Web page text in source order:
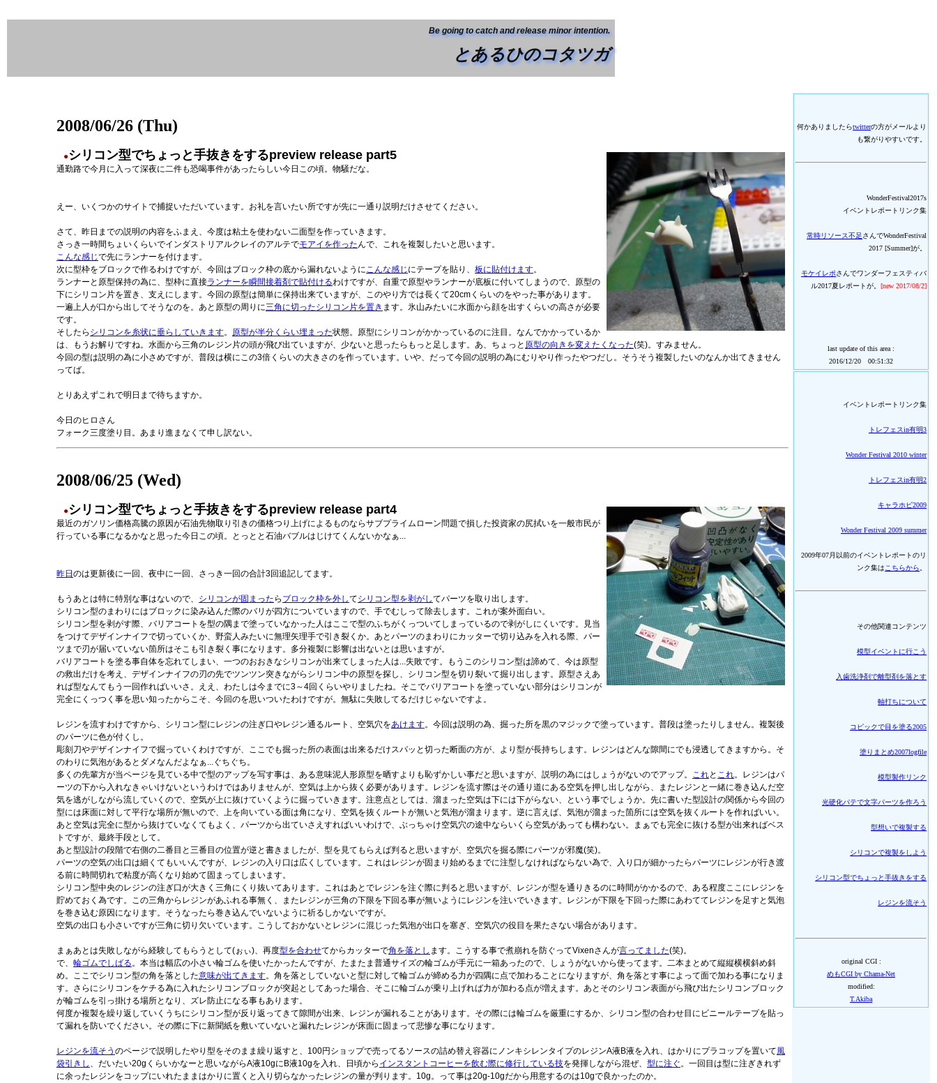
Be going to catch and release minor intention.
とあるひのコタツガ
2008/06/26 (Thu)
●シリコン型でちょっと手抜きをするpreview release part5
通勤路で今月に入って深夜に二件も恐喝事件があったらしい今日この頃。物騒だな。
えー、いくつかのサイトで捕捉いただいています。お礼を言いたい所ですが先に一通り説明だけさせてください。
さて、昨日までの説明の内容をふまえ、今度は粘土を使わない二面型を作っていきます。
さっき一時間ちょいくらいでインダストリアルクレイのアルテでモアイを作ったんで、これを複製したいと思います。
こんな感じで先にランナーを付けます。
次に型枠をブロックで作るわけですが、今回はブロック枠の底から漏れないようにこんな感じ にテープを貼り、 板に貼付けます。
ランナーと原型保持の為に、型枠に直接ランナーを瞬間接着剤で貼付けるわけですが、自重で原型やランナーが底板に付いてしまうので、原型の
下にシリコン片を置き、支えにします。今回の原型は簡単に保持出来ていますが、このやり方では長くて20cmくらいのをやった事があります。
一遍上人が口から出してそうなのを。あと原型の周りに三角に切ったシリコン片を置き ます。氷山みたいに水面から顔を出すくらいの高さが必要
です。
そしたら シリコンを糸状に垂らしていきます。 原型が半分くらい埋まった状態。原型にシリコンがかかっているのに注目。なんでかかっているか
は、もうお解りですね。水面から三角のレジン片の頭が飛び出ていますが、少ないと思ったらもっと足します。あ、ちょっと 原型の向きを変えたくなった(笑)。すみません。
今回の型は説明の為に小さめですが、普段は横にこの3倍くらいの大きさのを作っています。いや、だって今回の説明の為にむりやり作ったやつだし。そうそう複製したいのなんか出てきません
ってば。
とりあえずこれで明日まで待ちますか。
今日のヒロさん
フォーク三度塗り目。あまり進まなくて申し訳ない。
2008/06/25 (Wed)
●シリコン型でちょっと手抜きをするpreview release part4
最近のガソリン価格高騰の原因が石油先物取り引きの価格つり上げによるものならサブプライムローン問題で損した投資家の尻拭いを一般市民が
行っている事になるかなと思った今日この頃。とっとと石油バブルはじけてくんないかなぁ...
昨日 のは更新後に一回、夜中に一回、さっき一回の合計3回追記してます。
もうあとは特に特別な事はないので、 シリコンが固まった ら ブロック枠を外してシリコン型を剥がしてパーツを取り出します。
シリコン型のまわりにはブロックに染み込んだ際のバリが四方についていますので、手でむしって除去します。これが案外面白い。
シリコン型を剥がす際、バリアコートを型の隅まで塗っていなかった人はここで型のふちがくっついてしまっているので剥がしにくいです。見当
をつけてデザインナイフで切っていくか、野蛮人みたいに無理矢理手で引き裂くか。あとパーツのまわりにカッターで切り込みを入れる際、パー
ツまで刃が届いていない箇所はそこも引き裂く事になります。多分複製に影響は出ないとは思いますが。
バリアコートを塗る事自体を忘れてしまい、一つのおおきなシリコンが出来てしまった人は...失敗です。もうこのシリコン型は諦めて、今は原型
の救出だけを考え、デザインナイフの刃の先でツンツン突きながらシリコン中の原型を探し、シリコン型を切り裂いて掘り出します。原型さえあ
れば型なんてもう一回作ればいいさ。ええ、わたしは今までに3～4回くらいやりましたね。そこでバリアコートを塗っていない部分はシリコンが
完全にくっつく事を思い知ったからこそ、今回のを思いついたわけですが。無駄に失敗してるだけじゃないですよ。
レジンを流すわけですから、シリコン型にレジンの注ぎ口やレジン通るルート、空気穴をあけます。今回は説明の為、掘った所を黒のマジックで塗っています。普段は塗ったりしません。複製後
のパーツに色が付くし。
彫刻刀やデザインナイフで掘っていくわけですが、ここでも掘った所の表面は出来るだけスパッと切った断面の方が、より型が長持ちします。レジンはどんな隙間にでも浸透してきますから。そ
のわりに気泡があるとダメなんだよなぁ...ぐちぐち。
多くの先輩方が当ページを見ている中で型のアップを写す事は、ある意味泥人形原型を晒すよりも恥ずかしい事だと思いますが、説明の為にはしょうがないのでアップ。 これと これ。レジンはパ
ーツの下から入れなきゃいけないというわけではありませんが、空気は上から抜く必要があります。レジンを流す際はその通り道にある空気を押し出しながら、またレジンと一緒に巻き込んだ空
気を逃がしながら流していくので、空気が上に抜けていくように掘っていきます。注意点としては、溜まった空気は下には下がらない、という事でしょうか。先に書いた型設計の関係から今回の
型には床面に対して平行な場所が無いので、上を向いている面は角になり、空気を抜くルートが無いと気泡が溜まります。逆に言えば、気泡が溜まった箇所には空気を抜くルートを作ればいい。
あと空気は完全に型から抜けていなくてもよく、パーツから出ていさえすればいいわけで、ぶっちゃけ空気穴の途中ならいくら空気があっても構わない。まぁでも完全に抜ける型が出来ればベス
トですが、最終手段として。
あと型設計の段階で右側の二番目と三番目の位置が逆と書きましたが、型を見てもらえば判ると思いますが、空気穴を掘る際にパーツが邪魔(笑)。
パーツの空気の出口は細くてもいいんですが、レジンの入り口は広くしています。これはレジンが固まり始めるまでに注型しなければならない為で、入り口が細かったらパーツにレジンが行き渡
る前に時間切れで粘度が高くなり始めて固まってしまいます。
シリコン型中央のレジンの注ぎ口が大きく三角にくり抜いてあります。これはあとでレジンを注ぐ際に判ると思いますが、レジンが型を通りきるのに時間がかかるので、ある程度ここにレジンを
貯めておく為です。この三角からレジンがあふれる事無く、またレジンが三角の下限を下回る事が無いようにレジンを注いでいきます。レジンが下限を下回った際にあわててレジンを足すと気泡
を巻き込む原因になります。そうなったら巻き込んでいないように祈るしかないですが。
空気の出口も小さいですが三角に切り欠いています。こうしておかないとレジンに混じった気泡が出口を塞ぎ、空気穴の役目を果たさない場合があります。
まぁあとは失敗しながら経験してもらうとして(ぉぃ)、再度型を合わせてからカッターで角を落とし ます。こうする事で煮崩れを防ぐってVixenさんが言ってました(笑)。
で、 輪ゴムでしばる。本当は幅広の小さい輪ゴムを使いたかったんですが、たまたま普通サイズの輪ゴムが手元に一箱あったので、しょうがないから使ってます。二本まとめて縦縦横横斜め斜
め。ここでシリコン型の角を落とした意味が出てきます。角を落としていないと型に対して輪ゴムが締める力が四隅に点で加わることになりますが、角を落とす事によって面で加わる事になりま
す。さらにシリコンをケチる為に入れたシリコンブロックが突起としてあった場合、そこに輪ゴムが乗り上げれば力が加わる点が増えます。あとそのシリコン表面がら飛び出たシリコンブロック
が輪ゴムを引っ掛ける場所となり、ズレ防止になる事もあります。
何度か複製を繰り返していくうちにシリコン型が反り返ってきて隙間が出来、レジンが漏れることがあります。その際には輪ゴムを厳重にするか、シリコン型の合わせ目にビニールテープを貼っ
て漏れを防いでください。その際に下に新聞紙を敷いていないと漏れたレジンが床面に固まって悲惨な事になります。
レジンを流そう のページで説明したやり型をそのまま繰り返すと、100円ショップで売ってるソースの詰め替え容器にノンキシレンタイプのレジンA液B液を入れ、はかりにプラコップを置いて風
袋引きし 、だいたい20gくらいかなーと思いながらA液10gにB液10gを入れ、日頃から インスタントコーヒーを飲む際に修行している技を発揮しながら混ぜ、 型に注ぐ。一回目は型に注ぎきれず
に余ったレジンをコップにいれたままはかりに置くと入り切らなかったレジンの量が判ります。10g。って事は20g-10gだから用意するのは10gで良かったのか。
何かありましたらtwitterの方がメールより
も繋がりやすいです。
WonderFestival2017s
イベントレポートリンク集
常時リソース不足さんでWonderFestival
2017 [Summer]が。
モケイレポさんでワンダーフェスティバ
ル2017夏レポートが。 [new 2017/08/2]
last update of this area :
2016/12/20 00:51:32
イベントレポートリンク集
トレフェスin有明3
Wonder Festival 2010 winter
トレフェスin有明2
キャラホビ2009
Wonder Festival 2009 summer
2009年07月以前のイベントレポートのリ
ンク集は こちらから
その他関連コンテンツ
模型イベントに行こう
入歯洗浄剤で離型剤を落とす
軸打ちについて
コピックで目を塗る2005
塗りまとめ2007logfile
模型製作リンク
光硬化パテで文字パーツを作ろう
型想いで複製する
シリコンで複製をしよう
シリコン型でちょっと手抜きをする
レジンを流そう
original CGI :
めもCGI by Chama-Net
modified:
T.Akiba